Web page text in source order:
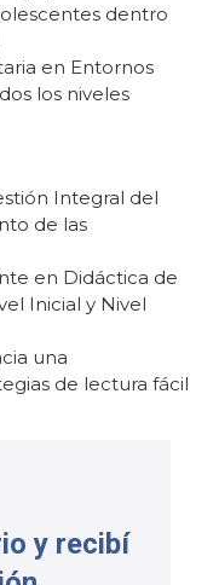
dentro
en Entornos
los niveles
Integral del
de las
en Didáctica de
Inicial y Nivel
una
de lectura fácil
y recibí